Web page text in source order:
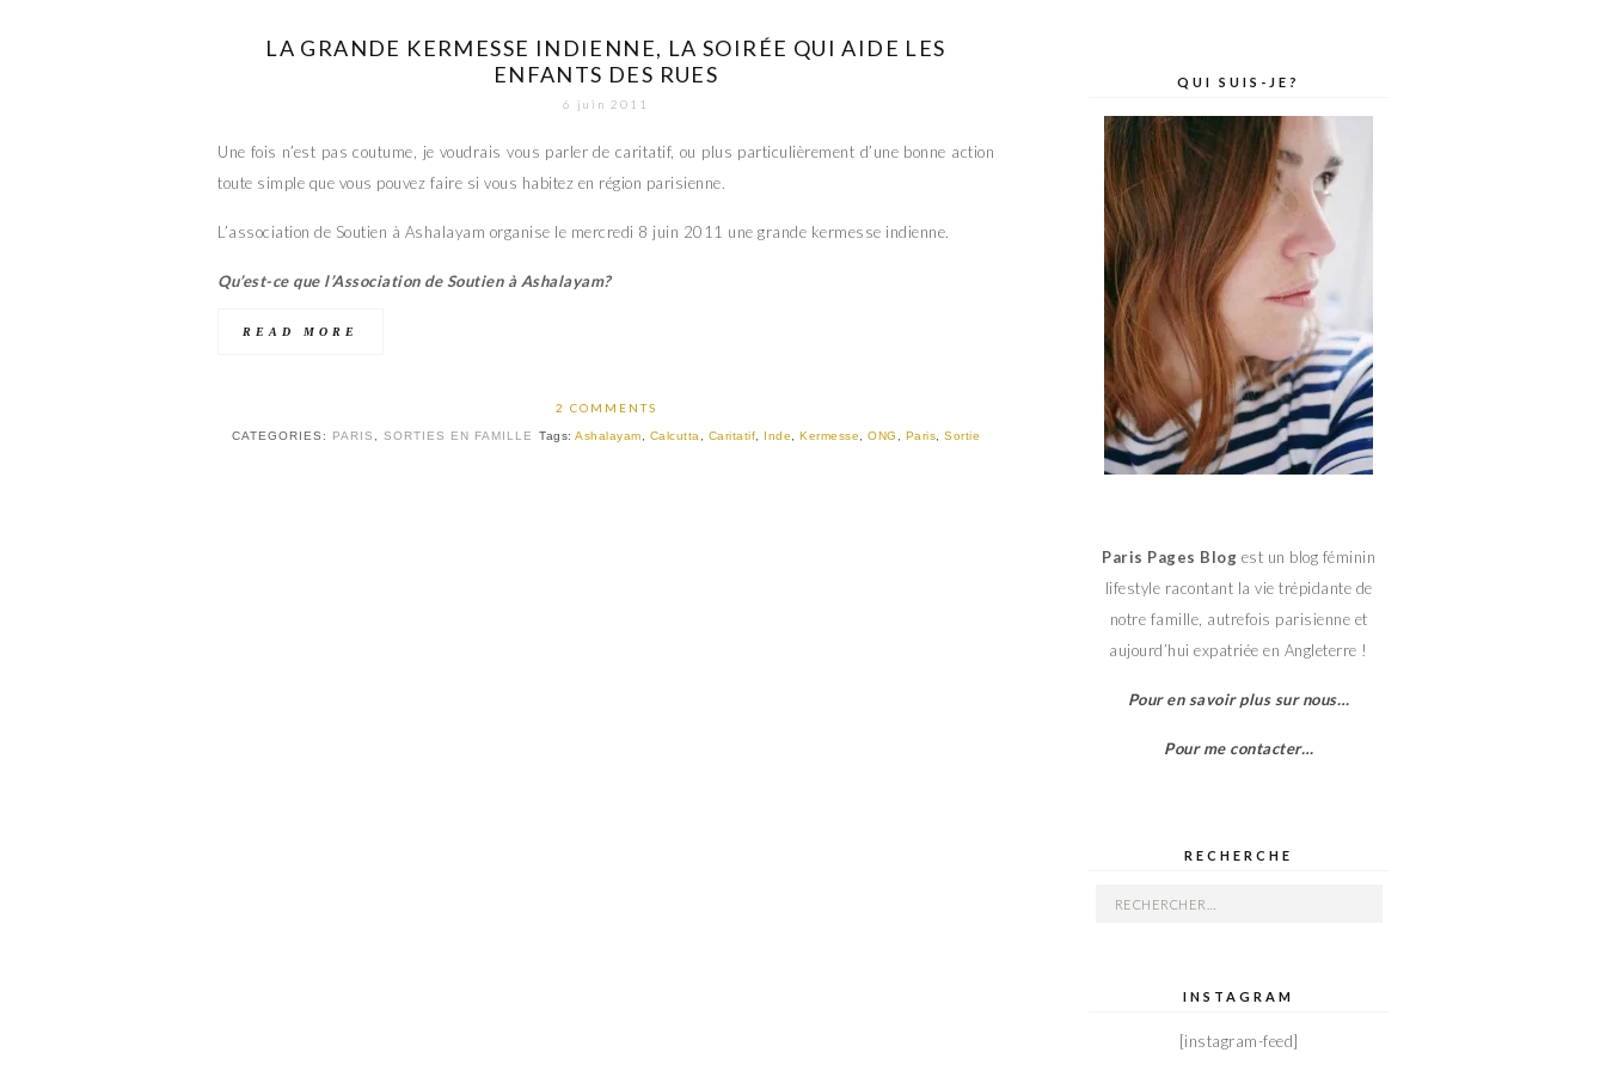
LA GRANDE KERMESSE INDIENNE, LA SOIRÉE QUI AIDE LES
ENFANTS DES RUES
6 juin 2011
Une fois n’est pas coutume, je voudrais vous parler de caritatif, ou plus particulièrement d’une bonne action
toute simple que vous pouvez faire si vous habitez en région parisienne.
L’association de Soutien à Ashalayam organise le mercredi 8 juin 2011 une grande kermesse indienne.
Qu’est-ce que l’Association de Soutien à Ashalayam?
READ MORE
2 COMMENTS
CATEGORIES: PARIS SORTIES EN FAMILLE Tags: Ashalayam Calcutta Caritatif Inde Kermesse ONG Paris Sortie
QUI SUIS-JE?
Paris Pages Blog est un blog féminin
lifestyle racontant la vie trépidante de
notre famille, autrefois parisienne et
aujourd’hui expatriée en Angleterre !
Pour en savoir plus sur nous…
Pour me contacter…
RECHERCHE
Rechercher :
INSTAGRAM
[instagram-feed]